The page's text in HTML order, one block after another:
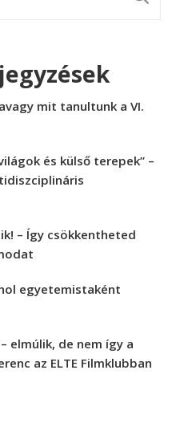
mit tanultunk a VI.
és külső terepek” –
– Így csökkentheted
egyetemistaként
elmúlik, de nem így a
az ELTE Filmklubban